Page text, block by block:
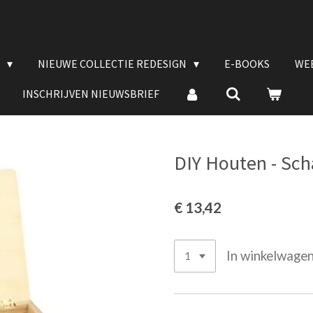
NIEUWE COLLECTIE REDESIGN E-BOOKS
INSCHRIJVEN NIEUWSBRIEF
DIY Houten -
€ 13,42
In